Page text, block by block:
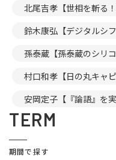
北尾吉孝【世相を斬る！
鈴木康弘【デジタルシ
孫泰蔵【孫泰蔵のシリ
村口和孝【日の丸キャ
安岡定子【『論語』を
TERM
期間で探す